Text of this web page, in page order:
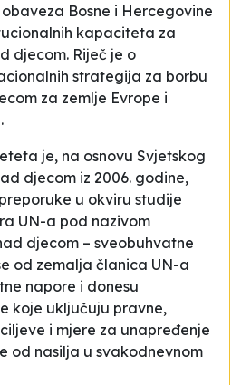
Bosne i Hercegovine
kapaciteta za
djecom. Riječ je o
strategija za borbu
za zemlje Evrope i
je, na osnovu Svjetskog
djecom iz 2006. godine,
u okviru studije
UN-a pod nazivom
djecom – sveobuhvatne
od zemalja članica UN-a
napore i donesu
koje uključuju pravne,
i mjere za unapređenje
od nasilja u svakodnevnom